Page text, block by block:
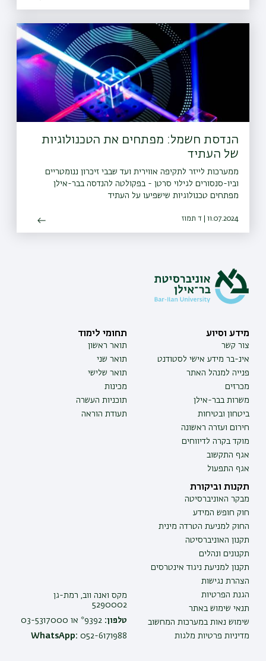
הנדסת חשמל: מפתחים את הטכנולוגיות
של העתיד
ממערכות לייזר לתקיפה אווירית ועד שבבי זיכרון ננומטריים
וביו-סנסורים לגילוי סרטן - בפקולטה להנדסה בבר-אילן
מפתחים טכנולוגיות שישפיעו על העתיד
11.07.2024 | ד תמוז
מידע וסיוע
צור קשר
אינ-בר מידע אישי לסטודנט
פנייה למנהל האתר
מכרזים
משרות בבר-אילן
ביטחון ובטיחות
חירום ועזרה ראשונה
מוקד בקרה לדיווחים
אגף התקשוב
אגף התפעול
תחומי לימוד
תואר ראשון
תואר שני
תואר שלישי
מכינות
תוכניות העשרה
תעודת הוראה
תקנות וביקורת
מבקר האוניברסיטה
חוק חופש המידע
החוק למניעת הטרדה מינית
תקנון האוניברסיטה
תקנונים ונהלים
תקנון למניעת ניגוד אינטרסים
הצהרת נגישות
הגנת הפרטיות
תנאי שימוש באתר
שימוש נאות במערכות המחשוב
מדיניות פרטיות מלגות
מקס ואנה ווב, רמת-גן
5290002
טלפון:
WhatsApp: 052-6171988